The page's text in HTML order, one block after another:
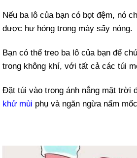
Nếu ba lô của bạn có bọt đệm, nó
được hư hỏng trong máy sấy nóng.
Bạn có thể treo ba lô của bạn để
trong không khí, với tất cả các túi
Đặt túi vào trong ánh nắng mặt trời
khử mùi phụ và ngăn ngừa nấm